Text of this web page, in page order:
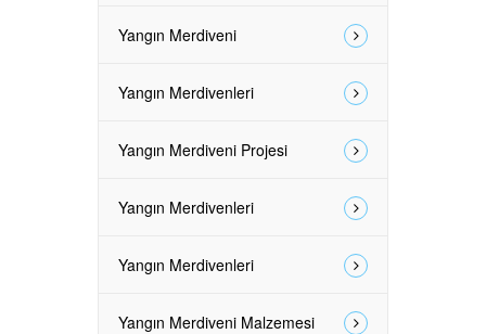
Yangın Merdiveni
Yangın Merdivenleri
Yangın Merdiveni Projesi
Yangın Merdivenleri
Yangın Merdivenleri
Yangın Merdiveni Malzemesi